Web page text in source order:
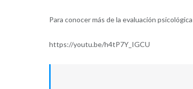
Para conocer más de la evaluación
https://youtu.be/h4tP7Y_IGCU